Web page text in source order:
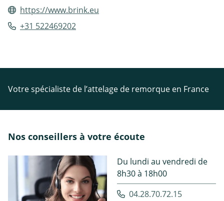
https://www.brink.eu
+31 522469202
Votre spécialiste de l’attelage de remorque en France
Nos conseillers à votre écoute
Du lundi au vendredi de
8h30 à 18h00
04.28.70.72.15